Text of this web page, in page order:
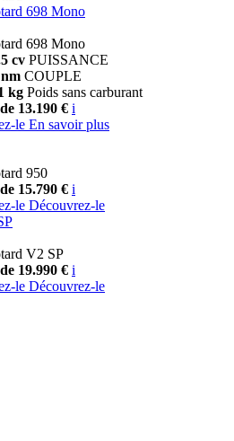
698 Mono
698 Mono
cv PUISSANCE
COUPLE
kg Poids sans carburant
13.190 € i
le En savoir plus
950
15.790 € i
le Découvrez-le
V2 SP
19.990 € i
le Découvrez-le